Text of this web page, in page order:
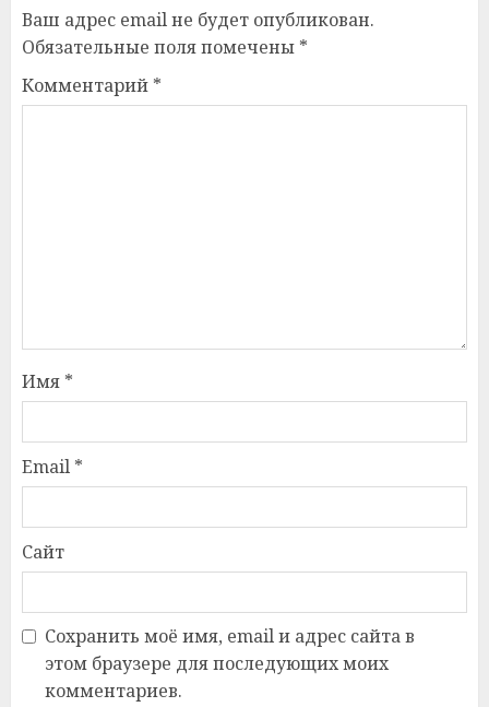
Ваш адрес email не будет опубликован.
Обязательные поля помечены *
Комментарий *
Имя *
Email *
Сайт
Сохранить моё имя, email и адрес сайта в
этом браузере для последующих моих
комментариев.